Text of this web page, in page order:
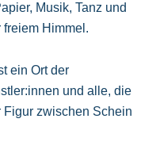
Musik, Tanz und
Himmel.
ein Ort der
und alle, die
Figur zwischen Schein